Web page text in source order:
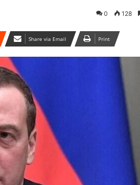
0 128
Share via Email Print